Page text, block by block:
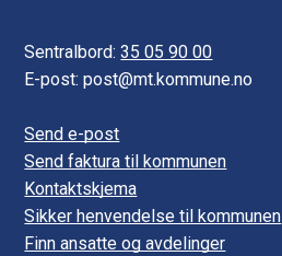
Sentralbord:35 05 90 00
E-post: post@mt.kommune.no
Send e-post
Send faktura til kommunen
Kontaktskjema
Sikker henvendelse til kommunen
Finn ansatte og avdelinger